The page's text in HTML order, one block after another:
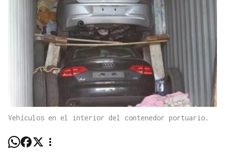
Vehículos en el interior del contenedor portuario.